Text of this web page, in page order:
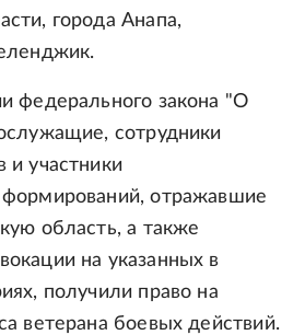
города Анапа,
федерального закона "О
сотрудники
и участники
отражавшие
область, а также
на указанных в
получили право на
ветерана боевых действий.